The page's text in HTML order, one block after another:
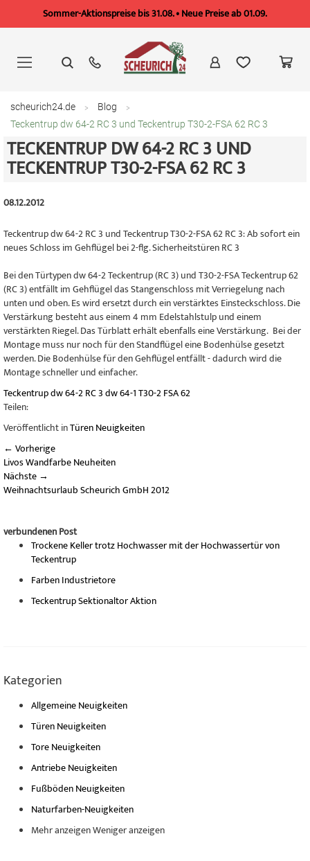
Sommer-Aktionspreise bis 31.08. • Neue Preise ab 01.09.
springen
scheurich24.de
Blog
Teckentrup dw 64-2 RC 3 und Teckentrup T30-2-FSA 62 RC 3
TECKENTRUP DW 64-2 RC 3 UND
TECKENTRUP T30-2-FSA 62 RC 3
08.12.2012
Teckentrup dw 64-2 RC 3 und Teckentrup T30-2-FSA 62 RC 3: Ab sofort ein
neues Schloss im Gehflügel bei 2-flg. Sicherheitstüren RC 3
Bei den Türtypen dw 64-2 Teckentrup (RC 3) und T30-2-FSA Teckentrup 62
(RC 3) entfällt im Gehflügel das Stangenschloss mit Verriegelung nach
unten und oben. Es wird ersetzt durch ein verstärktes Einsteckschloss. Die
Verstärkung besteht aus einem 4 mm Edelstahlstulp und einem
verstärkten Riegel. Das Türblatt erhält ebenfalls eine Verstärkung. Bei der
Montage muss nur noch für den Standflügel eine Bodenhülse gesetzt
werden. Die Bodenhülse für den Gehflügel entfällt - dadurch wird die
Montage schneller und einfacher.
Teckentrupdw 64-2RC 3dw 64-1T30-2FSA62
Teilen:
Veröffentlicht inTüren Neuigkeiten
← Vorherige
Livos Wandfarbe Neuheiten
Nächste →
Weihnachtsurlaub Scheurich GmbH 2012
verbundenen Post
Trockene Keller trotz Hochwasser mit der Hochwassertür von
Teckentrup
Farben Industrietore
Teckentrup Sektionaltor Aktion
Kategorien
Allgemeine Neuigkeiten
Türen Neuigkeiten
Tore Neuigkeiten
Antriebe Neuigkeiten
Fußböden Neuigkeiten
Naturfarben-Neuigkeiten
Mehr anzeigenWeniger anzeigen